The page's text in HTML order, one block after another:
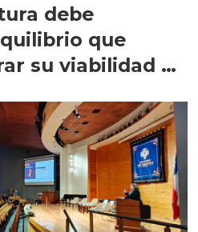
debe
que
su viabilidad de